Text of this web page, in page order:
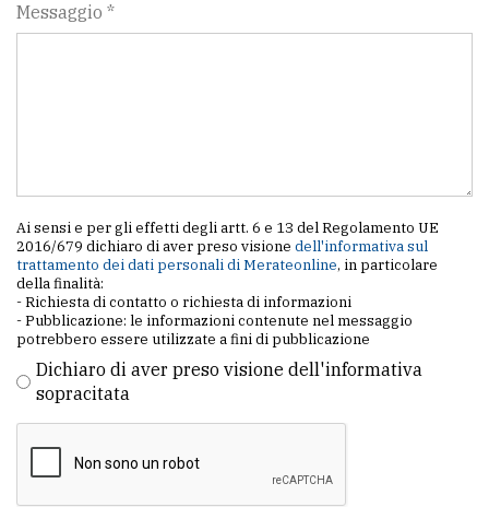
Messaggio *
Ai sensi e per gli effetti degli artt. 6 e 13 del Regolamento UE
2016/679 dichiaro di aver preso visione dell'informativa sul
trattamento dei dati personali di Merateonline, in particolare
della finalità:
- Richiesta di contatto o richiesta di informazioni
- Pubblicazione: le informazioni contenute nel messaggio
potrebbero essere utilizzate a fini di pubblicazione
Dichiaro di aver preso visione dell'informativa
sopracitata